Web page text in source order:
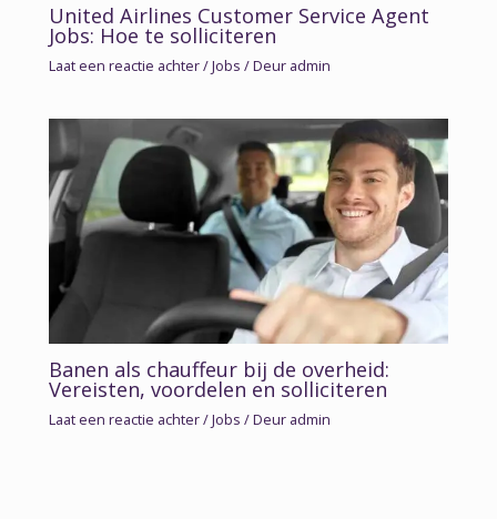
United Airlines Customer Service Agent
Jobs: Hoe te solliciteren
Laat een reactie achter/Jobs / Deur admin
Banen als chauffeur bij de overheid:
Vereisten, voordelen en solliciteren
Laat een reactie achter/Jobs / Deur admin